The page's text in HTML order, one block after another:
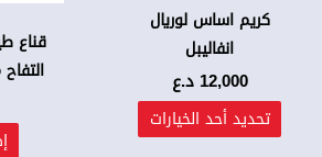
كريم اساس لوريال
انفاليبل
12,000 د.ع
تحديد أحد الخيارات
قناع
التفاح